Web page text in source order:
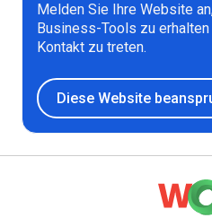
Melden Sie Ihre Website
Business-Tools zu
Kontakt zu treten.
Diese Website